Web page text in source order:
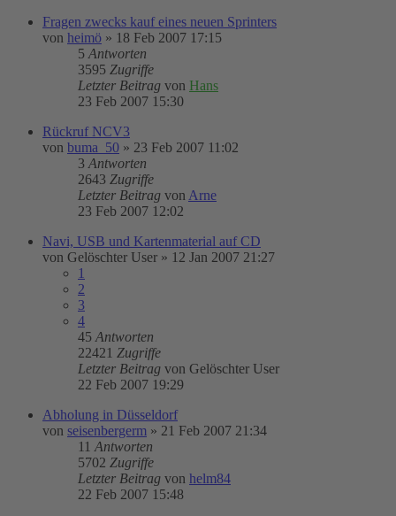
Fragen zwecks kauf eines neuen Sprinters
von heimö » 18 Feb 2007 17:15
5 Antworten
3595 Zugriffe
Letzter Beitrag von Hans
23 Feb 2007 15:30
Rückruf NCV3
von buma_50 » 23 Feb 2007 11:02
3 Antworten
2643 Zugriffe
Letzter Beitrag von Arne
23 Feb 2007 12:02
Navi, USB und Kartenmaterial auf CD
von Gelöschter User » 12 Jan 2007 21:27
1
2
3
4
45 Antworten
22421 Zugriffe
Letzter Beitrag von Gelöschter User
22 Feb 2007 19:29
Abholung in Düsseldorf
von seisenbergerm » 21 Feb 2007 21:34
11 Antworten
5702 Zugriffe
Letzter Beitrag von helm84
22 Feb 2007 15:48